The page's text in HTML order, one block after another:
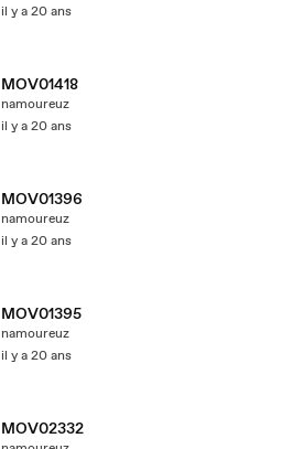
il y a 20 ans
MOV01418
namoureuz
il y a 20 ans
MOV01396
namoureuz
il y a 20 ans
MOV01395
namoureuz
il y a 20 ans
MOV02332